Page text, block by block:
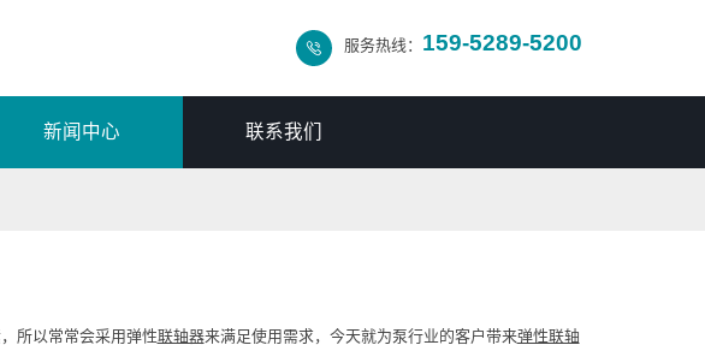
 服务热线： 159-5289-5200
新闻中心 联系我们
所以常常会采用弹性联轴器来满足使用需求，今天就为泵行业的客户带来弹性联轴